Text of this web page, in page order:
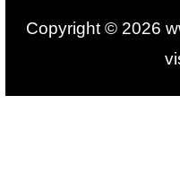
Copyright © 2026